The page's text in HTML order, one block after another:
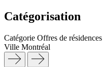
Catégorisation
Catégorie Offres de résidences
Ville Montréal